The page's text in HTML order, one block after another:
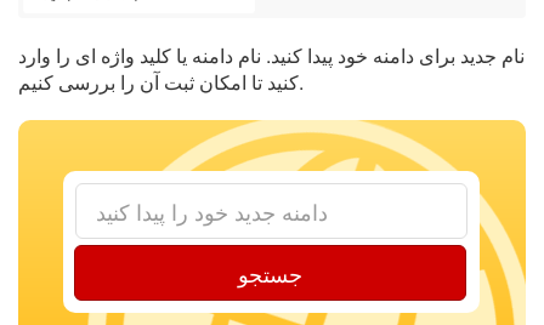
نام جدید برای دامنه خود پیدا کنید. نام دامنه یا کلید واژه ای را وارد
کنید تا امکان ثبت آن را بررسی کنیم.
جستجو